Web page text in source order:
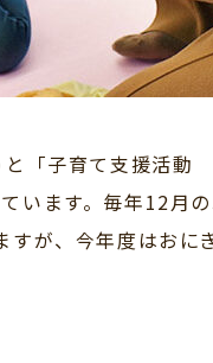
「子育て支援活動
ます。毎年12月
が、今年度はお